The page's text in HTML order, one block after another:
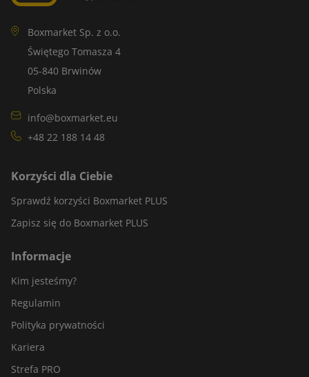
Boxmarket Sp. z o.o.
Świętego Tomasza 4
05-840 Brwinów
Polska
info@boxmarket.eu
+48 22 188 14 48
Korzyści dla Ciebie
Sprawdź korzyści Boxmarket PLUS
Zapisz się do Boxmarket PLUS
Informacje
Kim jesteśmy?
Regulamin
Polityka prywatności
Kariera
Strefa PRO